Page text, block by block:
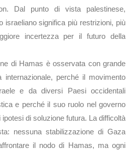
Dal punto di vista palestinese,
israeliano significa più restrizioni, più
incertezza per il futuro della
di Hamas è osservata con grande
internazionale, perché il movimento
e da diversi Paesi occidentali
e perché il suo ruolo nel governo
di soluzione futura. La difficoltà
nessuna stabilizzazione di Gaza
il nodo di Hamas, ma ogni